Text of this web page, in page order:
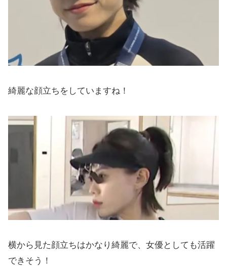
綺麗な顔立ちをしていますね！
横から見た顔立ちはかなり綺麗で、女優としても活躍
できそう！